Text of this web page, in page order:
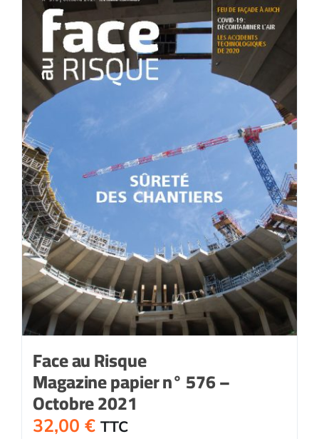
577
-
Novembre
2021
Face au Risque
Magazine papier n° 576 –
Octobre 2021
32,00 € TTC